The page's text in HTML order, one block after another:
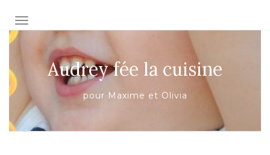
AFFICHER/MASQUER LA NAVIGATION
Audrey fée la cuisine
pour Maxime et Olivia